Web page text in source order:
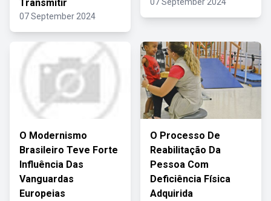
Transmitir
07 September 2024
O Modernismo
Brasileiro Teve Forte
Influência Das
Vanguardas
Europeias
O Processo De
Reabilitação Da
Pessoa Com
Deficiência Física
Adquirida